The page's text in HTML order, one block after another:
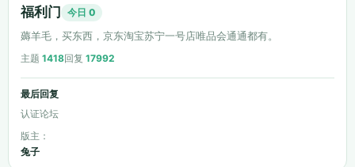
福利门 今日 0
薅羊毛，买东西，京东淘宝苏宁一号店唯品会通通都有。
主题 1418回复 17992
最后回复
认证论坛
版主：
兔子